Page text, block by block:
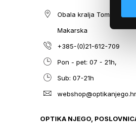
Obala kralja Tomislava 14,
Makarska
+385-(0)21-612-709
Pon - pet: 07 - 21h,
Sub: 07-21h
webshop@optikanjego.hr
OPTIKA NJEGO,